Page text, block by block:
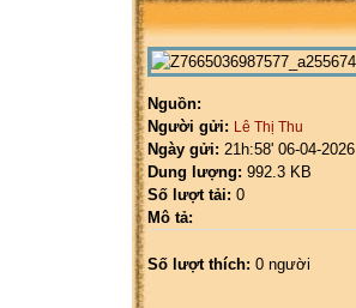
Nguồn:
Người gửi: Lê Thị Thu
Ngày gửi: 21h:58' 06-04-2026
Dung lượng: 992.3 KB
Số lượt tải: 0
Mô tả:
Số lượt thích: 0 người